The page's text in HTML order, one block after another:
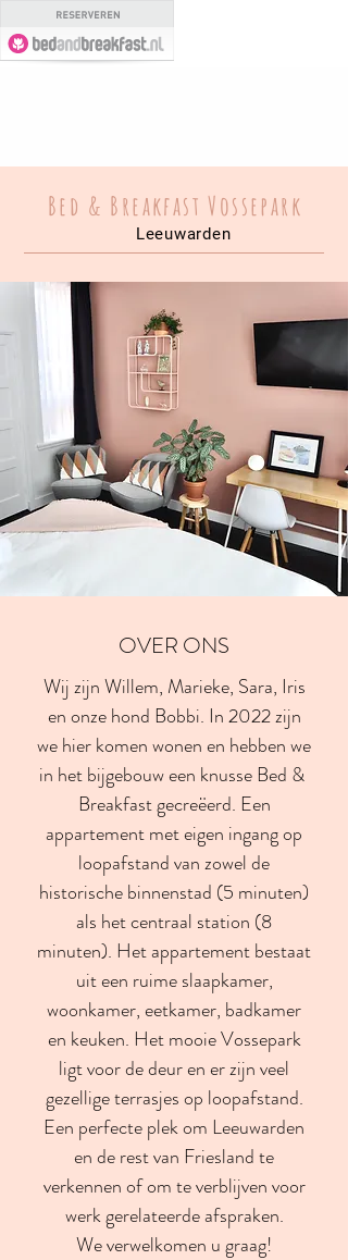
Bed & Breakfast Vossepark
Leeuwarden
OVER ONS
Wij zijn Willem, Marieke, Sara, Iris
en onze hond Bobbi. In 2022 zijn
we hier komen wonen en hebben we
in het bijgebouw een knusse Bed &
Breakfast gecreëerd. Een
appartement met eigen ingang op
loopafstand van zowel de
historische binnenstad (5 minuten)
als het centraal station (8
minuten). Het appartement bestaat
uit een ruime slaapkamer,
woonkamer, eetkamer, badkamer
en keuken. Het mooie Vossepark
ligt voor de deur en er zijn veel
gezellige terrasjes op loopafstand.
Een perfecte plek om Leeuwarden
en de rest van Friesland te
verkennen of om te verblijven voor
werk gerelateerde afspraken.
We verwelkomen u graag!